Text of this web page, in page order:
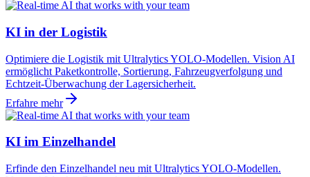
KI in der Logistik
Optimiere die Logistik mit Ultralytics YOLO-Modellen. Vision AI
ermöglicht Paketkontrolle, Sortierung, Fahrzeugverfolgung und
Echtzeit-Überwachung der Lagersicherheit.
Erfahre mehr
KI im Einzelhandel
Erfinde den Einzelhandel neu mit Ultralytics YOLO-Modellen.